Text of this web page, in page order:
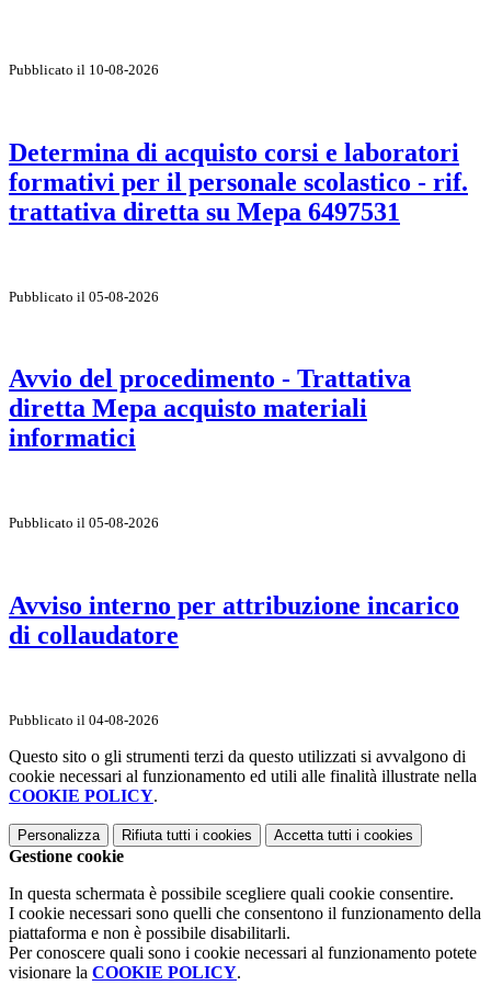
Pubblicato il 10-08-2026
Determina di acquisto corsi e laboratori
formativi per il personale scolastico - rif.
trattativa diretta su Mepa 6497531
Pubblicato il 05-08-2026
Avvio del procedimento - Trattativa
diretta Mepa acquisto materiali
informatici
Pubblicato il 05-08-2026
Avviso interno per attribuzione incarico
di collaudatore
Pubblicato il 04-08-2026
Questo sito o gli strumenti terzi da questo utilizzati si avvalgono di
cookie necessari al funzionamento ed utili alle finalità illustrate nella
COOKIE POLICY.
Personalizza Rifiuta tutti i cookies Accetta tutti i cookies
Gestione cookie
In questa schermata è possibile scegliere quali cookie consentire.
I cookie necessari sono quelli che consentono il funzionamento della
piattaforma e non è possibile disabilitarli.
Per conoscere quali sono i cookie necessari al funzionamento potete
visionare la COOKIE POLICY.